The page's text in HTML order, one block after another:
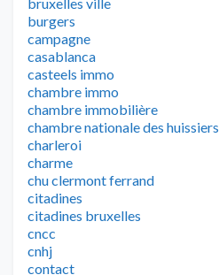
burgers
campagne
casablanca
casteels immo
chambre immo
chambre immobilière
chambre nationale des huissiers
charleroi
charme
chu clermont ferrand
citadines
citadines bruxelles
cncc
cnhj
contact